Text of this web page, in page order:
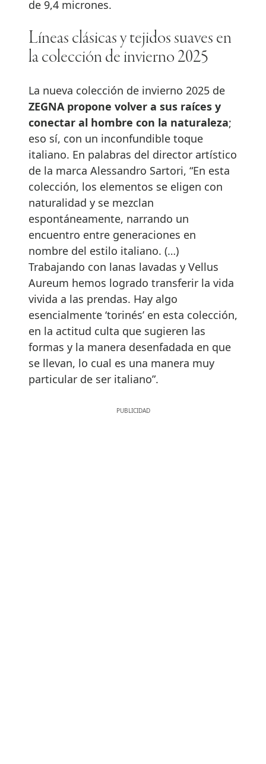
de 9,4 micrones.
Líneas clásicas y tejidos suaves en
la colección de invierno 2025
La nueva colección de invierno 2025 de
ZEGNA propone volver a sus raíces y
conectar al hombre con la naturaleza;
eso sí, con un inconfundible toque
italiano. En palabras del director artístico
de la marca Alessandro Sartori, “En esta
colección, los elementos se eligen con
naturalidad y se mezclan
espontáneamente, narrando un
encuentro entre generaciones en
nombre del estilo italiano. (…)
Trabajando con lanas lavadas y Vellus
Aureum hemos logrado transferir la vida
vivida a las prendas. Hay algo
esencialmente ‘torinés’ en esta colección,
en la actitud culta que sugieren las
formas y la manera desenfadada en que
se llevan, lo cual es una manera muy
particular de ser italiano”.